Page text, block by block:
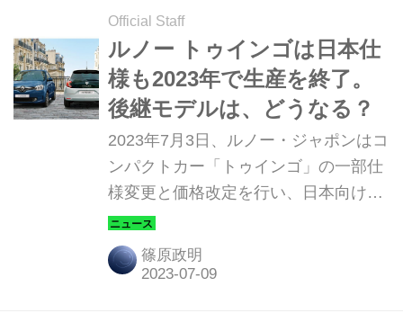
Official Staff
ルノー トゥインゴは日本仕
様も2023年で生産を終了。
後継モデルは、どうなる？
2023年7月3日、ルノー・ジャポンはコ
ンパクトカー「トゥインゴ」の一部仕
様変更と価格改定を行い、日本向けモ
デルの生産が2023年をもって終了する
ことを明らかにした。そこで、トゥイ
ンゴの系譜を振り返りながら、後継モ
篠原政明